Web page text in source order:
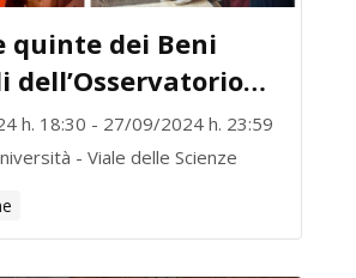
quinte dei Beni
dell’Osservatorio
di Palermo:
e valorizzazione
h. 18:30 - 27/09/2024 h. 23:59
- Viale delle Scienze